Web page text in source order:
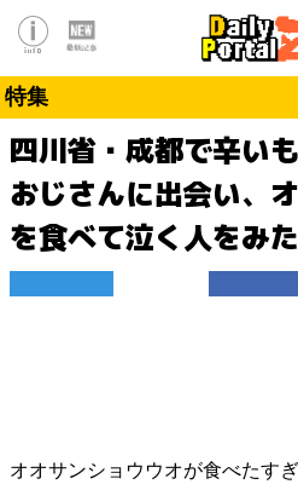
特集
四川省・成都で辛い
おじさんに出会い、
を食べて泣く人をみた
オオサンショウウオが食べたす